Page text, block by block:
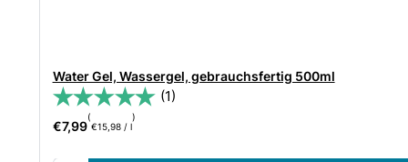
Water Gel, Wassergel, gebrauchsfertig 500ml
(1)
€7,99
(
€15,98/ l
)